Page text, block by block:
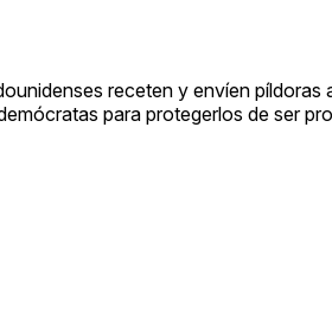
receten y envíen píldoras
para protegerlos de ser